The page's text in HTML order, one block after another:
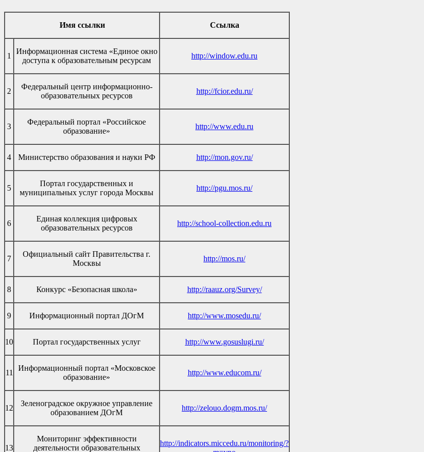
Имя ссылки Ссылка
1
Информационная система «Единое окно
доступа к образовательным ресурсам
http://window.edu.ru
2
Федеральный центр информационно-
образовательных ресурсов
http://fcior.edu.ru/
3
Федеральный портал «Российское
образование»
http://www.edu.ru
4 Министерство образования и науки РФ http://mon.gov.ru/
5
Портал государственных и
муниципальных услуг города Москвы
http://pgu.mos.ru/
6
Единая коллекция цифровых
образовательных ресурсов
http://school-collection.edu.ru
7
Официальный сайт Правительства г.
Москвы
http://mos.ru/
8 Конкурс «Безопасная школа» http://raauz.org/Survey/
9 Информационный портал ДОгМ http://www.mosedu.ru/
10 Портал государственных услуг http://www.gosuslugi.ru/
11
Информационный портал «Московское
образование»
http://www.educom.ru/
12
Зеленоградское окружное управление
образованием ДОгМ
http://zelouo.dogm.mos.ru/
13
Мониторинг эффективности
деятельности образовательных
http://indicators.miccedu.ru/monitoring/?